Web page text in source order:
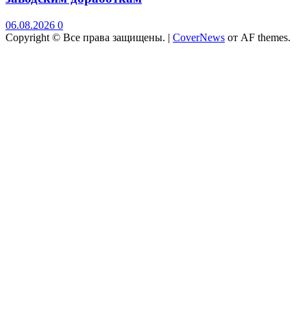
06.08.2026 0
Copyright © Все права защищены. | CoverNews от AF themes.